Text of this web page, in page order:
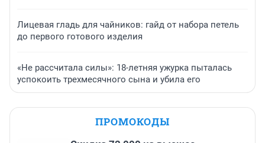
Лицевая гладь для чайников: гайд от набора петель
до первого готового изделия
«Не рассчитала силы»: 18-летняя ужурка пыталась
успокоить трехмесячного сына и убила его
ПРОМОКОДЫ